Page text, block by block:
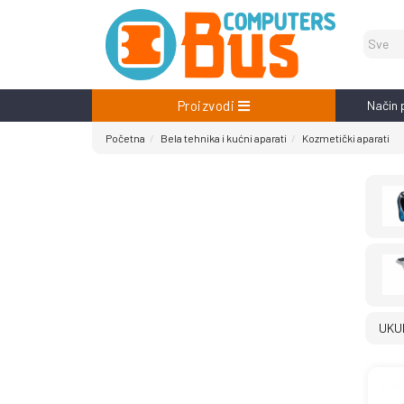
Proizvodi Način
Početna Bela tehnika i kućni aparati Kozmetički aparati